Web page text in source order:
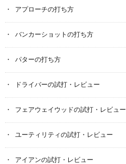
アプローチの打ち方
バンカーショットの打ち方
パターの打ち方
ドライバーの試打・レビュー
フェアウェイウッドの試打・レビュー
ユーティリティの試打・レビュー
アイアンの試打・レビュー